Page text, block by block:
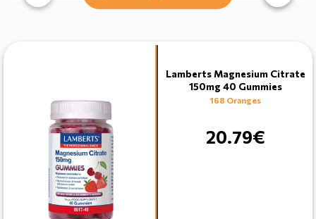
Lamberts Magnesium Citrate
150mg 40 Gummies
168 Oranges
20.79€